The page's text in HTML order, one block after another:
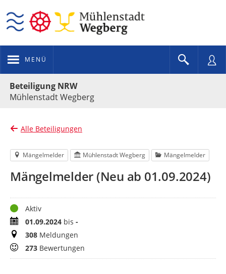
MENÜ
Beteiligung NRW
Mühlenstadt Wegberg
Alle Beteiligungen
Mängelmelder Mühlenstadt Wegberg Mängelmelder
Mängelmelder (Neu ab 01.09.2024)
StatusAktiv
Zeitraum01.09.2024 bis -
Meldungen
308 Meldungen
Bewertungen
273 Bewertungen